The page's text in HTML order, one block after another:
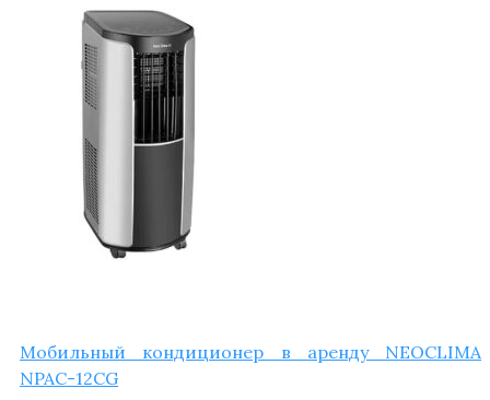
Мобиль­ный кон­ди­ци­о­нер в арен­ду NEOCLIMA
NPAC-12CG